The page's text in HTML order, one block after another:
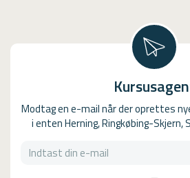
Modtag en e-mail når der oprettes
i enten Herning, Ringkøbing-Skjern,